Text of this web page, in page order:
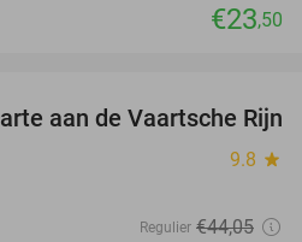
€23,50
41%
aan de Vaartsche Rijn
9.8 star
Regulier €44,05